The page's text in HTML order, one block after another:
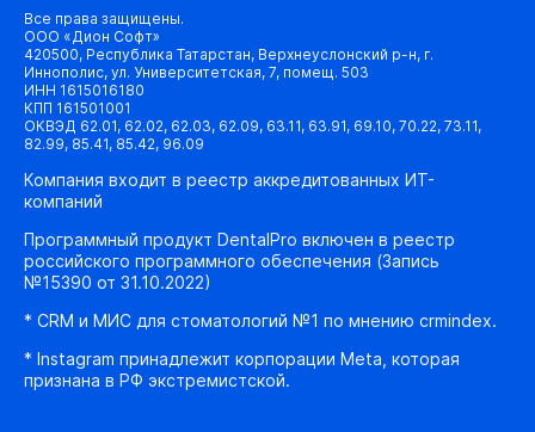
Все права защищены.
ООО «Дион Софт»
420500, Республика Татарстан, Верхнеуслонский р-н, г.
Иннополис, ул. Университетская, 7, помещ. 503
ИНН 1615016180
КПП 161501001
ОКВЭД 62.01, 62.02, 62.03, 62.09, 63.11, 63.91, 69.10, 70.22, 73.11,
82.99, 85.41, 85.42, 96.09
Компания входит в реестр аккредитованных ИТ-
компаний
Программный продукт DentalPro включен в реестр
российского программного обеспечения (Запись
№15390 от 31.10.2022)
* CRM и МИС для стоматологий №1 по мнению crmindex.
* Instagram принадлежит корпорации Meta, которая
признана в РФ экстремистской.